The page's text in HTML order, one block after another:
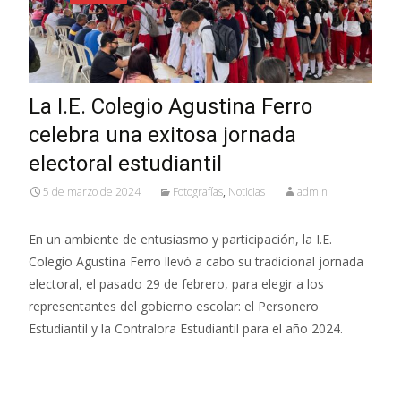
La I.E. Colegio Agustina Ferro
celebra una exitosa jornada
electoral estudiantil
5 de marzo de 2024 Fotografías, Noticias admin
En un ambiente de entusiasmo y participación, la I.E.
Colegio Agustina Ferro llevó a cabo su tradicional jornada
electoral, el pasado 29 de febrero, para elegir a los
representantes del gobierno escolar: el Personero
Estudiantil y la Contralora Estudiantil para el año 2024.